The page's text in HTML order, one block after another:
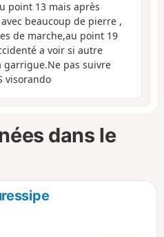
point 13 mais après
beaucoup de pierre ,
de marche,au point 19
a voir si autre
pas suivre
visorando
dans le